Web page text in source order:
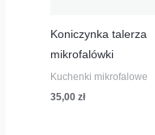
Koniczynka talerza
mikrofalówki
Kuchenki mikrofalowe
35,00zł